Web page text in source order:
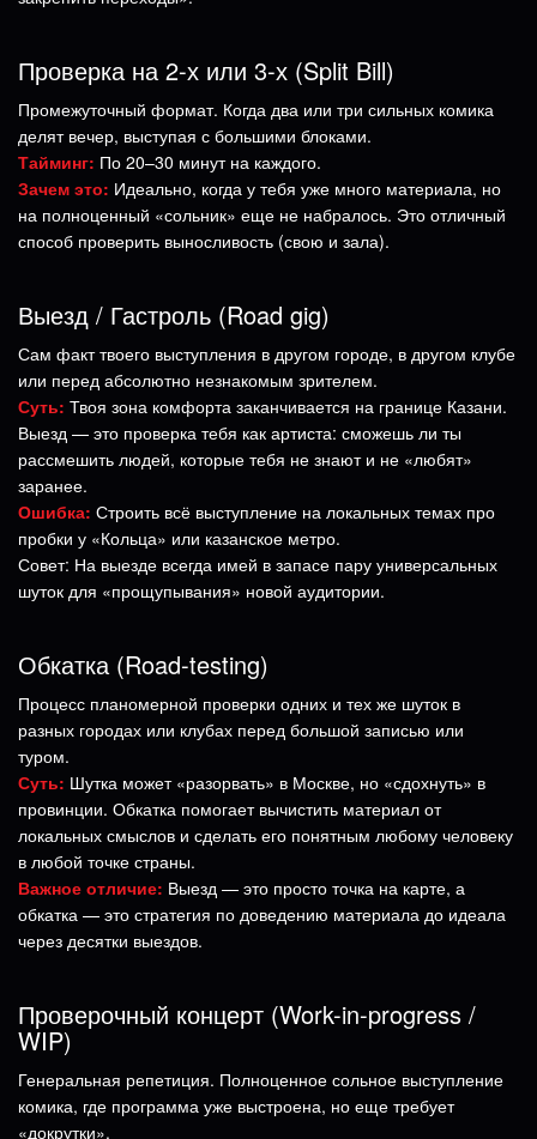
Проверка на 2-х или 3-х (Split Bill)
Промежуточный формат. Когда два или три сильных комика
делят вечер, выступая с большими блоками.
Тайминг: По 20–30 минут на каждого.
Зачем это: Идеально, когда у тебя уже много материала, но
на полноценный «сольник» еще не набралось. Это отличный
способ проверить выносливость (свою и зала).
Выезд / Гастроль (Road gig)
Сам факт твоего выступления в другом городе, в другом клубе
или перед абсолютно незнакомым зрителем.
Суть: Твоя зона комфорта заканчивается на границе Казани.
Выезд — это проверка тебя как артиста: сможешь ли ты
рассмешить людей, которые тебя не знают и не «любят»
заранее.
Ошибка: Строить всё выступление на локальных темах про
пробки у «Кольца» или казанское метро.
Совет: На выезде всегда имей в запасе пару универсальных
шуток для «прощупывания» новой аудитории.
Обкатка (Road-testing)
Процесс планомерной проверки одних и тех же шуток в
разных городах или клубах перед большой записью или
туром.
Суть: Шутка может «разорвать» в Москве, но «сдохнуть» в
провинции. Обкатка помогает вычистить материал от
локальных смыслов и сделать его понятным любому человеку
в любой точке страны.
Важное отличие: Выезд — это просто точка на карте, а
обкатка — это стратегия по доведению материала до идеала
через десятки выездов.
Проверочный концерт (Work-in-progress /
WIP)
Генеральная репетиция. Полноценное сольное выступление
комика, где программа уже выстроена, но еще требует
«докрутки».